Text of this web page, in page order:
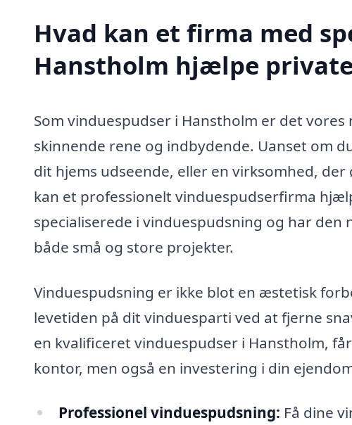
Hvad kan et firma med
Hanstholm hjælpe
Som vinduespudser i Hanstholm er det
skinnende rene og indbydende. Uanset om
dit hjems udseende, eller en virksomhed,
kan et professionelt vinduespudserfirma
specialiserede i vinduespudsning og har
både små og store projekter.
Vinduespudsning er ikke blot en æstetisk
levetiden på dit vinduesparti ved at fjerne
en kvalificeret vinduespudser i Hanstholm,
kontor, men også en investering i din
Professionel vinduespudsning: Få dine